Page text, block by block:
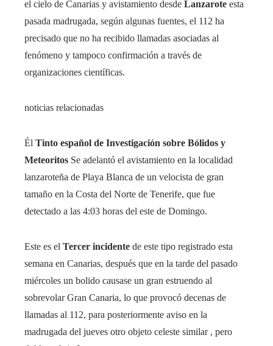
el cielo de Canarias y avistamiento desde Lanzarote esta
pasada madrugada, según algunas fuentes, el 112 ha
precisado que no ha recibido llamadas asociadas al
fenómeno y tampoco confirmación a través de
organizaciones científicas.
noticias relacionadas
Él Tinto español de Investigación sobre Bólidos y
Meteoritos Se adelantó el avistamiento en la localidad
lanzaroteña de Playa Blanca de un velocista de gran
tamaño en la Costa del Norte de Tenerife, que fue
detectado a las 4:03 horas del este de Domingo.
Este es el Tercer incidente de este tipo registrado esta
semana en Canarias, después que en la tarde del pasado
miércoles un bolido causase un gran estruendo al
sobrevolar Gran Canaria, lo que provocó decenas de
llamadas al 112, para posteriormente aviso en la
madrugada del jueves otro objeto celeste similar , pero